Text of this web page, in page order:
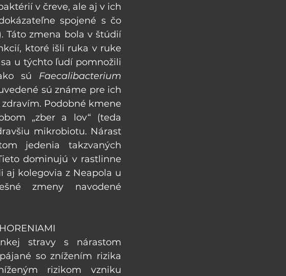
v čreve, ale aj v ich
spojené s čo
Táto zmena bola v štúdií
ktoré išli ruka v ruke
u týchto ľudí pomnožili
sú Faecalibacterium
sú známe pre ich
Podobné kmene
„zber a lov“ (teda
mikrobiotu. Nárast
jedenia takzvaných
dominujú v rastlinne
aj kolegovia z Neapola u
zmeny navodené
stravy s nárastom
so znížením rizika
rizikom vzniku